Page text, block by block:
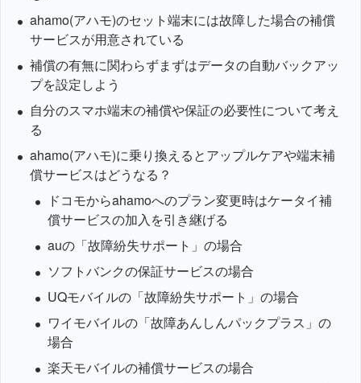
ahamo(アハモ)のセット端末には故障した場合の補償
サービスが用意されている
補償の有無に関わらずまずはデータの自動バックアッ
プを設定しよう
自分のスマホ端末の補償や保証の必要性について考え
る
ahamo(アハモ)に乗り換えるとアップルケアや端末補
償サービスはどうなる？
ドコモからahamoへのプラン変更時はケータイ補
償サービスの加入を引き継げる
auの「故障紛失サポート」の場合
ソフトバンクの保証サービスの場合
UQモバイルの「故障紛失サポート」の場合
ワイモバイルの「故障あんしんパックプラス」の
場合
楽天モバイルの補償サービスの場合